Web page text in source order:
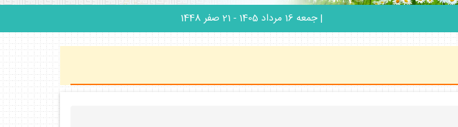
| جمعه 16 مرداد 1405 - 21 صفر 1448